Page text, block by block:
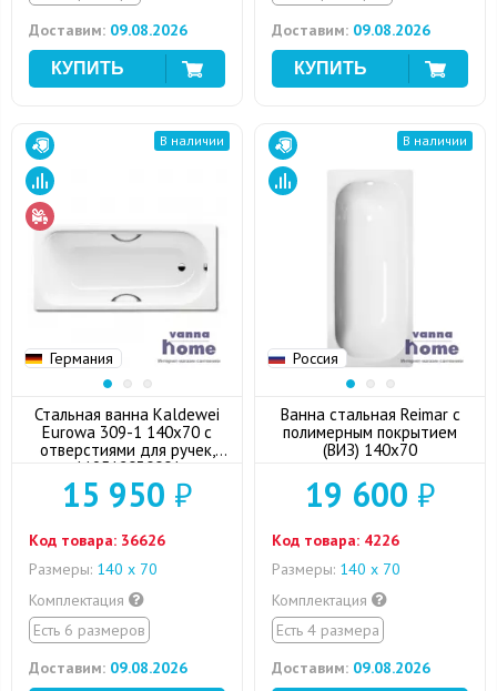
Доставим: 09.08.2026
Доставим: 09.08.2026
Германия
В наличии
Стальная ванна Kaldewei
Eurowa 309-1 140x70 с
отверстиями для ручек,
119512030001
15 950 ₽
Код товара: 36626
Размеры: 140 х 70
Комплектация
Есть 6 размеров
Доставим: 09.08.2026
Россия
В наличии
Ванна стальная Reimar с
полимерным покрытием
(ВИЗ) 140x70
19 600 ₽
Код товара: 4226
Размеры: 140 х 70
Комплектация
Есть 4 размера
Доставим: 09.08.2026